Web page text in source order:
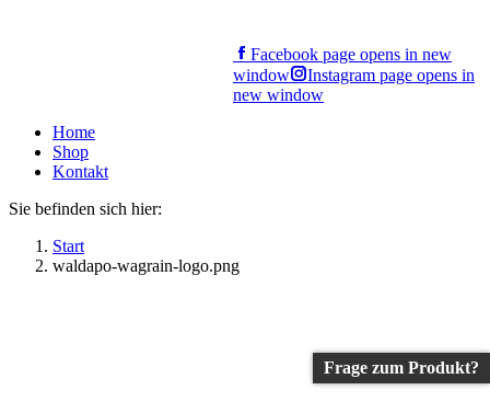
Facebook page opens in new
window
Instagram page opens in
new window
Home
Shop
Kontakt
Sie befinden sich hier:
Start
waldapo-wagrain-logo.png
Frage zum Produkt?